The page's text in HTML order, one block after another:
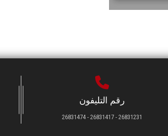
رقم التليفون
26831231 - 26831417 - 26831474